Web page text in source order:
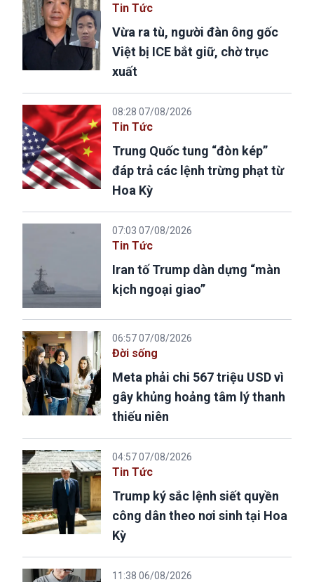
Tin Tức
Vừa ra tù, người đàn ông gốc
Việt bị ICE bắt giữ, chờ trục
xuất
08:28 07/08/2026
Tin Tức
Trung Quốc tung “đòn kép”
đáp trả các lệnh trừng phạt từ
Hoa Kỳ
07:03 07/08/2026
Tin Tức
Iran tố Trump dàn dựng “màn
kịch ngoại giao”
06:57 07/08/2026
Đời sống
Meta phải chi 567 triệu USD vì
gây khủng hoảng tâm lý thanh
thiếu niên
04:57 07/08/2026
Tin Tức
Trump ký sắc lệnh siết quyền
công dân theo nơi sinh tại Hoa
Kỳ
11:38 06/08/2026